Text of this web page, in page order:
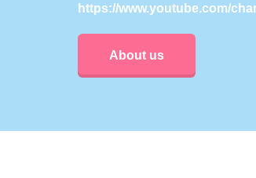
https://www.youtube.com/
About us